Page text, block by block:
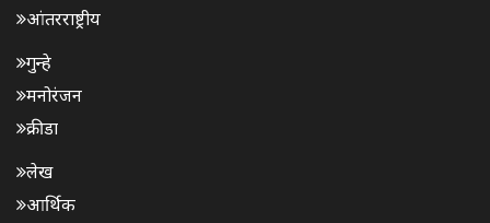
आंतरराष्ट्रीय
गुन्हे
मनोरंजन
क्रीडा
लेख
आर्थिक